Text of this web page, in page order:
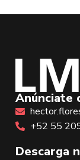
Anúnciate
+52 55
Descarga